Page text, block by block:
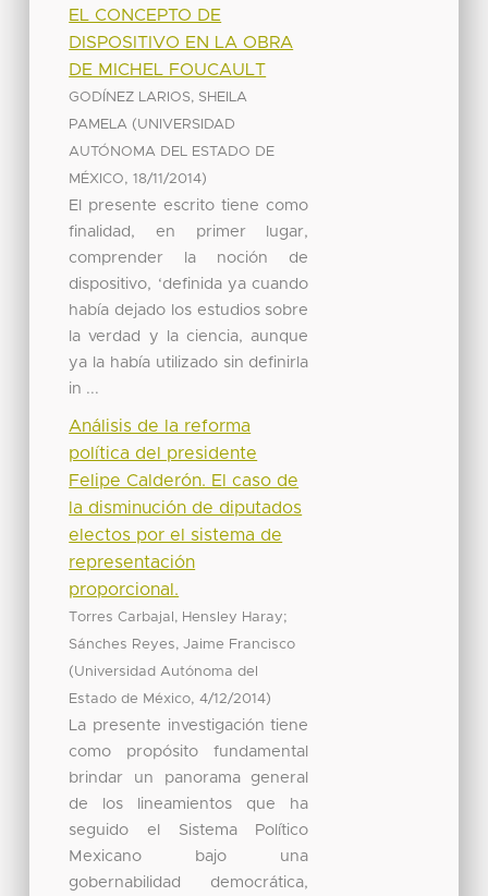
EL CONCEPTO DE
DISPOSITIVO EN LA OBRA
DE MICHEL FOUCAULT
GODÍNEZ LARIOS, SHEILA
PAMELA (UNIVERSIDAD
AUTÓNOMA DEL ESTADO DE
MÉXICO,18/11/2014)
El presente escrito tiene como
finalidad, en primer lugar,
comprender la noción de
dispositivo, ‘definida ya cuando
había dejado los estudios sobre
la verdad y la ciencia, aunque
ya la había utilizado sin definirla
in ...
Análisis de la reforma
política del presidente
Felipe Calderón. El caso de
la disminución de diputados
electos por el sistema de
representación
proporcional.
Torres Carbajal, Hensley Haray;
Sánches Reyes, Jaime Francisco
(Universidad Autónoma del
Estado de México,4/12/2014)
La presente investigación tiene
como propósito fundamental
brindar un panorama general
de los lineamientos que ha
seguido el Sistema Político
Mexicano bajo una
gobernabilidad democrática,